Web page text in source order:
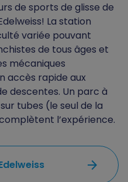
de sports de glisse de
La station
variée pouvant
de tous âges et
mécaniques
accès rapide aux
descentes. Un parc à
tubes (le seul de la
l’expérience.
arrow_forward